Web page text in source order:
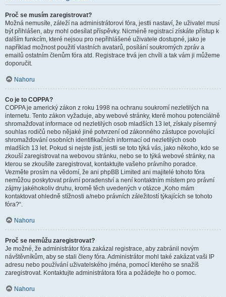
Proč se musím zaregistrovat?
Možná nemusíte, záleží na administrátorovi fóra, jestli nastaví, že uživatel musí
být přihlášen, aby mohl odesílat příspěvky. Nicméně registrací získáte přístup k
dalším funkcím, které nejsou pro nepřihlášené uživatele dostupné, jako je
například možnost použití vlastních avatarů, posílání soukromých zpráv a
emailů ostatním členům fóra atd. Registrace trvá jen chvíli a tak vám ji můžeme
doporučit.
Nahoru
Co je to COPPA?
COPPA je americký zákon z roku 1998 na ochranu soukromí nezletilých na
internetu. Tento zákon vyžaduje, aby webové stránky, které mohou potenciálně
shromažďovat informace od nezletilých osob mladších 13 let, získaly písemný
souhlas rodičů nebo nějaké jiné potvrzení od zákonného zástupce povolující
shromažďování osobních identifikačních informací od nezletilých osob
mladších 13 let. Pokud si nejste jisti, jestli se toto týká vás, jako někoho, kdo se
zkouší zaregistrovat na webovou stránku, nebo se to týká webové stránky, na
kterou se zkoušíte zaregistrovat, kontaktujte vašeho právního poradce.
Vezměte prosím na vědomí, že ani phpBB Limited ani majitelé tohoto fóra
nemůžou poskytovat právní poradenství a není kontaktním místem pro právní
zájmy jakéhokoliv druhu, kromě těch uvedených v otázce „Koho mám
kontaktovat ohledně stížnosti a/nebo právních záležitostí týkajících se tohoto
fóra?“.
Nahoru
Proč se nemůžu zaregistrovat?
Je možné, že administrátor fóra zakázal registrace, aby zabránil novým
návštěvníkům, aby se stali členy fóra. Administrátor mohl také zakázat vaši IP
adresu nebo používání uživatelského jména, pomocí kterého se snažíš
zaregistrovat. Kontaktujte administrátora fóra a požádejte ho o pomoc.
Nahoru